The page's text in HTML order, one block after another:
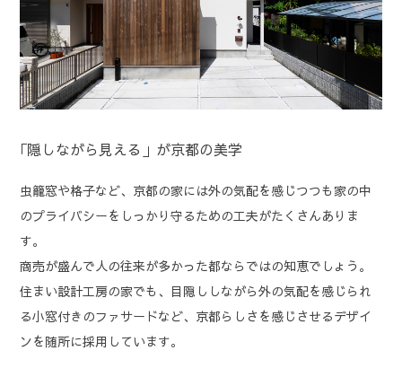
｢隠しながら見える」が京都の美学
虫籠窓や格子など、京都の家には外の気配を感じつつも家の中
のプライバシーをしっかり守るための工夫がたくさんありま
す。
商売が盛んで人の往来が多かった都ならではの知恵でしょう。
住まい設計工房の家でも、目隠ししながら外の気配を感じられ
る小窓付きのファサードなど、京都らしさを感じさせるデザイ
ンを随所に採用しています。